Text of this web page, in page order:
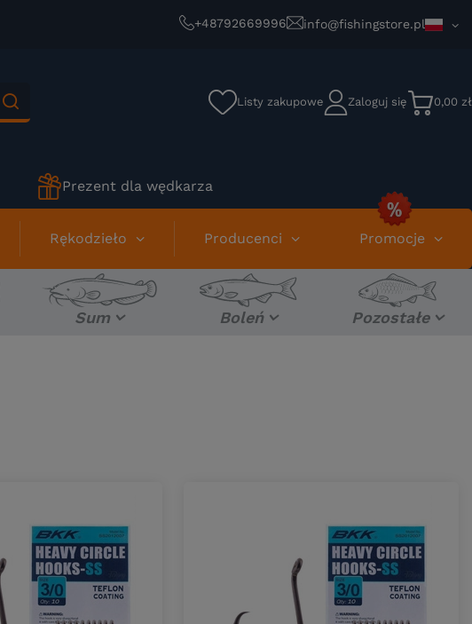
+48792669996 info@fishingstore.pl
Listy zakupowe Zaloguj się 0,00 zł
Prezent dla wędkarza
Rękodzieło Producenci Promocje
Sum Boleń Pozostałe